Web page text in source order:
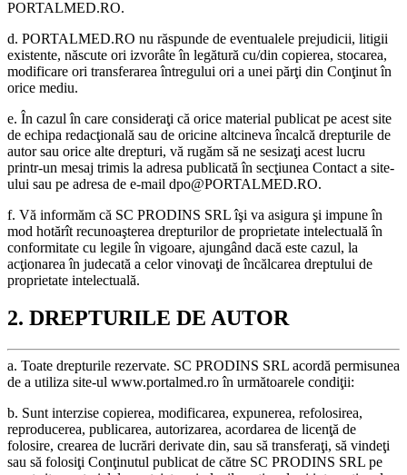
PORTALMED.RO.
d. PORTALMED.RO nu răspunde de eventualele prejudicii, litigii
existente, născute ori izvorâte în legătură cu/din copierea, stocarea,
modificare ori transferarea întregului ori a unei părţi din Conţinut în
orice mediu.
e. În cazul în care consideraţi că orice material publicat pe acest site
de echipa redacţională sau de oricine altcineva încalcă drepturile de
autor sau orice alte drepturi, vă rugăm să ne sesizaţi acest lucru
printr-un mesaj trimis la adresa publicată în secţiunea Contact a site-
ului sau pe adresa de e-mail dpo@PORTALMED.RO.
f. Vă informăm că SC PRODINS SRL îşi va asigura şi impune în
mod hotărît recunoaşterea drepturilor de proprietate intelectuală în
conformitate cu legile în vigoare, ajungând dacă este cazul, la
acţionarea în judecată a celor vinovaţi de încălcarea dreptului de
proprietate intelectuală.
2. DREPTURILE DE AUTOR
a. Toate drepturile rezervate. SC PRODINS SRL acordă permisunea
de a utiliza site-ul www.portalmed.ro în următoarele condiţii:
b. Sunt interzise copierea, modificarea, expunerea, refolosirea,
reproducerea, publicarea, autorizarea, acordarea de licenţă de
folosire, crearea de lucrări derivate din, sau să transferaţi, să vindeţi
sau să folosiţi Conţinutul publicat de către SC PRODINS SRL pe